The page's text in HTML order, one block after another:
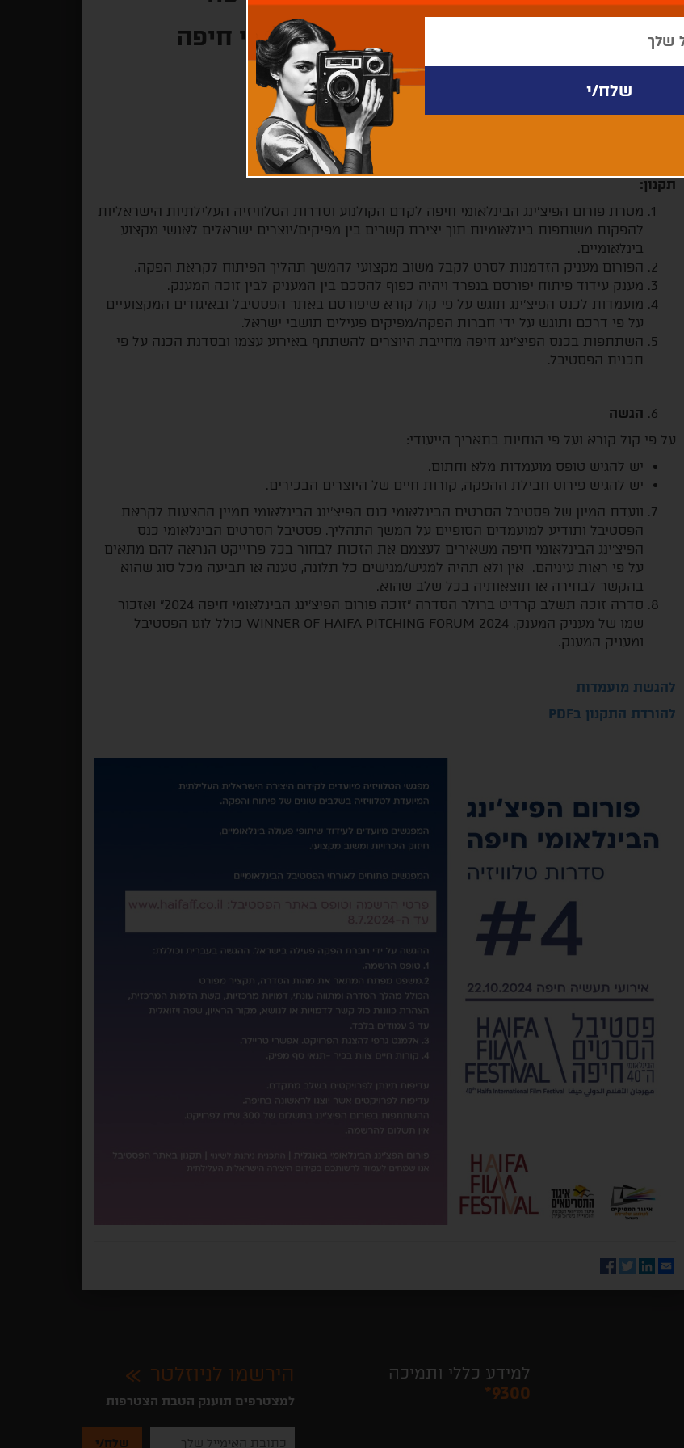
מפגש פיצ'ינג טלוויזיה הבינלאומי חיפה
*ניתן להגיש עד 8.7.2024*
תקנון:
מטרת פורום הפיצ'ינג הבינלאומי חיפה לקדם הקולנוע וסדרות הטלוויזיה העלילתיות הישראליות
להפקות משותפות בינלאומיות תוך יצירת קשרים בין מפיקים/יוצרים ישראלים לאנשי מקצוע
בינלאומיים.
הפורום מעניק הזדמנות לסרט לקבל משוב מקצועי להמשך תהליך הפיתוח לקראת הפקה.
מענק עידוד פיתוח יפורסם בנפרד ויהיה כפוף להסכם בין המעניק לבין זוכה המענק.
מועמדות לכנס הפיצ'ינג תוגש על פי קול קורא שיפורסם באתר הפסטיבל ובאיגודים המקצועיים
על פי דרכם ותוגש על ידי חברות הפקה/מפיקים פעילים תושבי ישראל.
השתתפות בכנס הפיצ'ינג חיפה מחייבת היוצרים להשתתף באירוע עצמו ובסדנת הכנה על פי
תכנית הפסטיבל.
הגשה
על פי קול קורא ועל פי הנחיות בתאריך הייעודי:
יש להגיש טופס מועמדות מלא וחתום.
יש להגיש פירוט חבילת ההפקה, קורות חיים של היוצרים הבכירים.
וועדת המיון של פסטיבל הסרטים הבינלאומי כנס הפיצ'ינג הבינלאומי תמיין ההצעות לקראת
הפסטיבל ותודיע למועמדים הסופיים על המשך התהליך. פסטיבל הסרטים הבינלאומי כנס
הפיצ'ינג הבינלאומי חיפה משאירים לעצמם את הזכות לבחור בכל פרוייקט הנראה להם מתאים
על פי ראות עיניהם. אין ולא תהיה למגיש/מגישים כל תלונה, טענה או תביעה מכל סוג שהוא
בהקשר לבחירה או תוצאותיה בכל שלב שהוא.
סדרה זוכה תשלב קרדיט ברולר הסדרה "זוכה פורום הפיצ'ינג הבינלאומי חיפה 2024" ואזכור
שמו של מעניק המענק. WINNER OF HAIFA PITCHING FORUM 2024 כולל לוגו הפסטיבל
ומעניק המענק.
להגשת מועמדות
להורדת התקנון בPDF
Email
LinkedIn
Twitter
Facebook
למידע כללי ותמיכה
*9300
הירשמו לניוזלטר
למצטרפים תוענק הטבת הצטרפות